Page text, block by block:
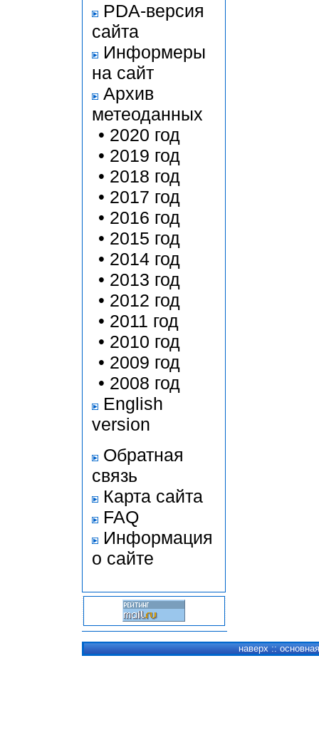
PDA-версия
сайта
Информеры
на сайт
Архив
метеоданных
• 2020 год
• 2019 год
• 2018 год
• 2017 год
• 2016 год
• 2015 год
• 2014 год
• 2013 год
• 2012 год
• 2011 год
• 2010 год
• 2009 год
• 2008 год
English
version
Обратная
связь
Карта сайта
FAQ
Информация
о сайте
наверх ::основная